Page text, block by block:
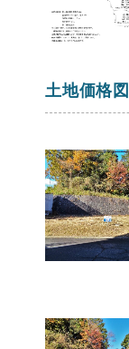
土地価格図